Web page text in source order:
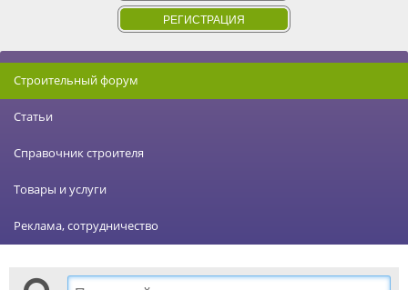
РЕГИСТРАЦИЯ
Строительный форум
Статьи
Справочник строителя
Товары и услуги
Реклама, сотрудничество